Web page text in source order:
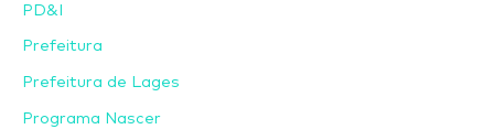
PD&I
Prefeitura
Prefeitura de Lages
Programa Nascer